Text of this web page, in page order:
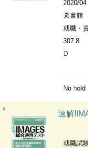
2020/04
図書館
就職・
307.8
D
No hold
4
速解
就職試